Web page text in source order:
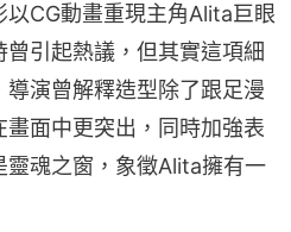
CG動畫重現主角Alita巨眼
引起熱議，但其實這項細
演曾解釋造型除了跟足漫
面中更突出，同時加強表
魂之窗，象徵Alita擁有一